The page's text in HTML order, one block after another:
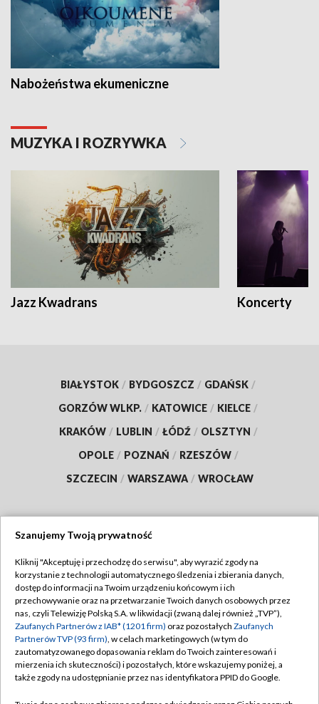
Nabożeństwa ekumeniczne
MUZYKA I ROZRYWKA
Jazz Kwadrans Koncerty
BIAŁYSTOK / BYDGOSZCZ / GDAŃSK /
GORZÓW WLKP. / KATOWICE / KIELCE /
KRAKÓW / LUBLIN / ŁÓDŹ / OLSZTYN /
OPOLE / POZNAŃ / RZESZÓW /
SZCZECIN / WARSZAWA / WROCŁAW
TVP
Abonament TVP
Emisja w TVP
Centrum informacji TVP
Naziemna Telewizja Cyfrowa
Regulamin TVP
Polityka prywatności
Moje zgody
Pomoc
Szanujemy Twoją prywatność
Kliknij "Akceptuję i przechodzę do serwisu", aby wyrazić zgody na
korzystanie z technologii automatycznego śledzenia i zbierania danych,
dostęp do informacji na Twoim urządzeniu końcowym i ich
przechowywanie oraz na przetwarzanie Twoich danych osobowych przez
nas, czyli Telewizję Polską S.A. w likwidacji (zwaną dalej również „TVP”),
Zaufanych Partnerów z IAB* (1201 firm) oraz pozostałych Zaufanych
Partnerów TVP (93 firm), w celach marketingowych (w tym do
zautomatyzowanego dopasowania reklam do Twoich zainteresowań i
mierzenia ich skuteczności) i pozostałych, które wskazujemy poniżej, a
także zgody na udostępnianie przez nas identyfikatora PPID do Google.